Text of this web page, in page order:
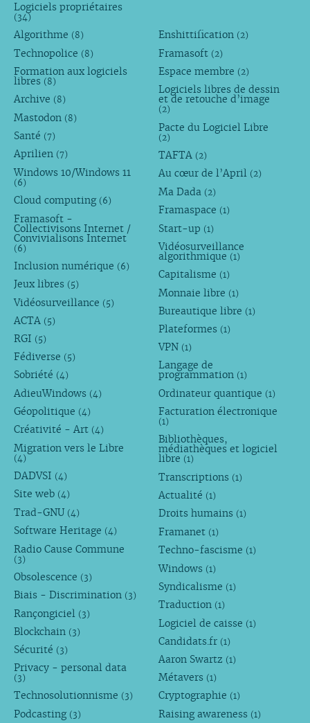
Logiciels propriétaires
(34)
Algorithme (8)
Technopolice (8)
Formation aux logiciels
libres (8)
Archive (8)
Mastodon (8)
Santé (7)
Aprilien (7)
Windows 10/Windows 11
(6)
Cloud computing (6)
Framasoft -
Collectivisons Internet /
Convivialisons Internet
(6)
Inclusion numérique (6)
Jeux libres (5)
Vidéosurveillance (5)
ACTA (5)
RGI (5)
Fédiverse (5)
Sobriété (4)
AdieuWindows (4)
Géopolitique (4)
Créativité - Art (4)
Migration vers le Libre
(4)
DADVSI (4)
Site web (4)
Trad-GNU (4)
Software Heritage (4)
Radio Cause Commune
(3)
Obsolescence (3)
Biais - Discrimination (3)
Rançongiciel (3)
Blockchain (3)
Sécurité (3)
Privacy - personal data
(3)
Technosolutionnisme (3)
Podcasting (3)
Enshittification (2)
Framasoft (2)
Espace membre (2)
Logiciels libres de dessin
et de retouche d’image
(2)
Pacte du Logiciel Libre
(2)
TAFTA (2)
Au cœur de l’April (2)
Ma Dada (2)
Framaspace (1)
Start-up (1)
Vidéosurveillance
algorithmique (1)
Capitalisme (1)
Monnaie libre (1)
Bureautique libre (1)
Plateformes (1)
VPN (1)
Langage de
programmation (1)
Ordinateur quantique (1)
Facturation électronique
(1)
Bibliothèques,
médiathèques et logiciel
libre (1)
Transcriptions (1)
Actualité (1)
Droits humains (1)
Framanet (1)
Techno-fascisme (1)
Windows (1)
Syndicalisme (1)
Traduction (1)
Logiciel de caisse (1)
Candidats.fr (1)
Aaron Swartz (1)
Métavers (1)
Cryptographie (1)
Raising awareness (1)